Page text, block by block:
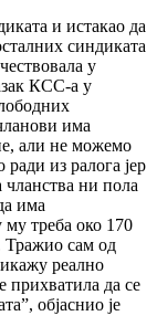
и истакао да
синдиката
у
КСС-а у
има
али не можемо
из ралога jер
чланства ни пола
има
му треба око 170
Тражио сам од
реално
прихватила да се
обjаснио jе